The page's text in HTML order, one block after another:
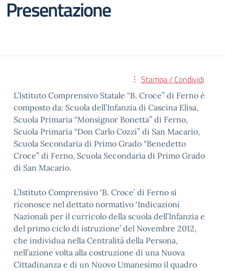
Presentazione
Stampa / Condividi
L’Istituto Comprensivo Statale “B. Croce” di Ferno è
composto da: Scuola dell’Infanzia di Cascina Elisa,
Scuola Primaria “Monsignor Bonetta” di Ferno,
Scuola Primaria “Don Carlo Cozzi” di San Macario,
Scuola Secondaria di Primo Grado “Benedetto
Croce” di Ferno, Scuola Secondaria di Primo Grado
di San Macario.
L’Istituto Comprensivo ‘B. Croce’ di Ferno si
riconosce nel dettato normativo ‘Indicazioni
Nazionali per il curricolo della scuola dell’Infanzia e
del primo ciclo di istruzione’ del Novembre 2012,
che individua nella Centralità della Persona,
nell’azione volta alla costruzione di una Nuova
Cittadinanza e di un Nuovo Umanesimo il quadro